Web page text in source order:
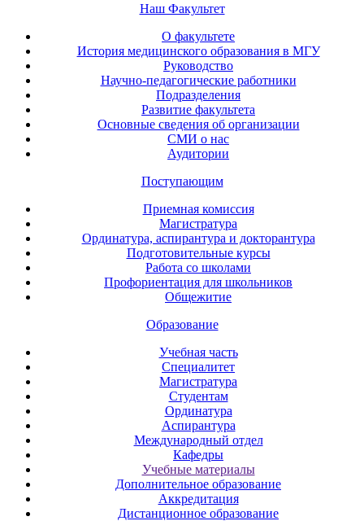
Наш Факультет
О факультете
История медицинского образования в МГУ
Руководство
Научно-педагогические работники
Подразделения
Развитие факультета
Основные сведения об организации
СМИ о нас
Аудитории
Поступающим
Приемная комиссия
Магистратура
Ординатура, аспирантура и докторантура
Подготовительные курсы
Работа со школами
Профориентация для школьников
Общежитие
Образование
Учебная часть
Специалитет
Магистратура
Студентам
Ординатура
Аспирантура
Международный отдел
Кафедры
Учебные материалы
Дополнительное образование
Аккредитация
Дистанционное образование